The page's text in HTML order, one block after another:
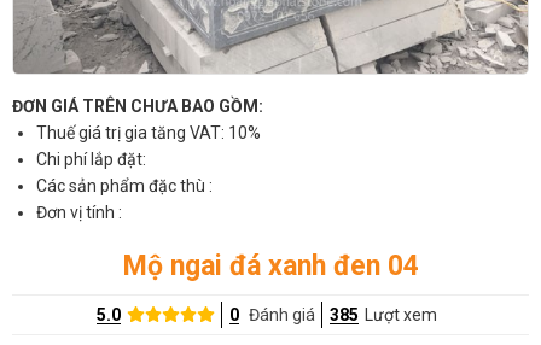
ĐƠN GIÁ TRÊN CHƯA BAO GỒM:
Thuế giá trị gia tăng VAT: 10%
Chi phí lắp đặt:
Các sản phẩm đặc thù :
Đơn vị tính :
Mộ ngai đá xanh đen 04
5.0 0 Đánh giá 385 Lượt xem